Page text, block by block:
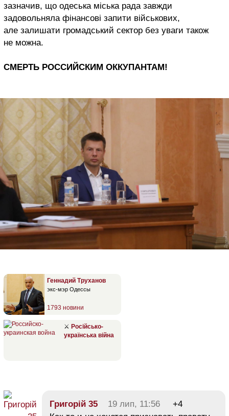
зазначив, що одеська міська рада завжди
задовольняла фінансові запити військових,
але залишати громадський сектор без уваги також
не можна.
СМЕРТЬ РОССИЙСКИМ ОККУПАНТАМ!
Геннадий Труханов
экс-мэр Одессы
1793 новини
⚔ Російсько-
українська війна
Григорій 35 19 лип, 11:56
+4